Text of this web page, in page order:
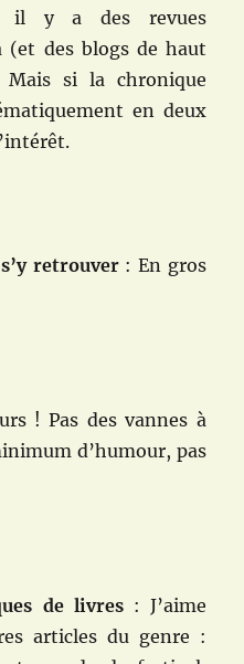
il y a des revues
(et des blogs de haut
Mais si la chronique
en deux
retrouver: En gros
! Pas des vannes à
d’humour, pas
de livres: J’aime
articles du genre :